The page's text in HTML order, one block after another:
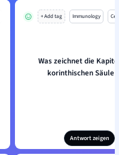
+ Add tag Immunology
Was zeichnet die
korinthischen Säule
Antwort zeigen